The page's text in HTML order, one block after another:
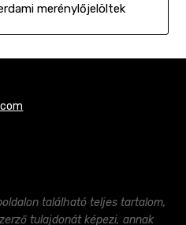
merénylőjelöltek
található teljes tartalom,
tulajdonát képezi, annak